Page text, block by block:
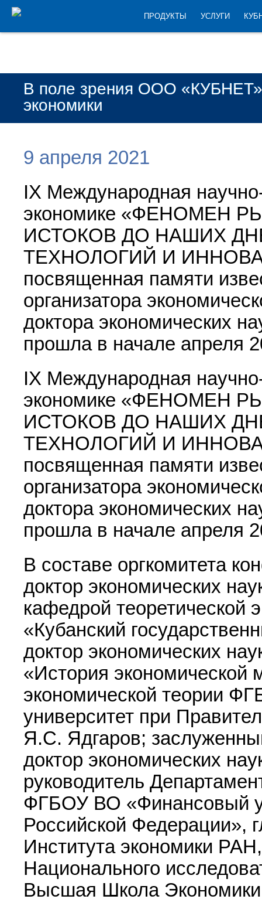
ПРОДУКТЫ УСЛУГИ
В поле зрения ООО
экономики
9 апреля 2021
IX Международная
экономике «ФЕНОМЕН
ИСТОКОВ ДО НАШИХ
ТЕХНОЛОГИЙ И
посвященная памяти
организатора
доктора экономических
прошла в начале апреля
IX Международная
экономике «ФЕНОМЕН
ИСТОКОВ ДО НАШИХ
ТЕХНОЛОГИЙ И
посвященная памяти
организатора
доктора экономических
прошла в начале апреля
В составе оргкомитета
доктор экономических
кафедрой
«Кубанский
доктор экономических
«История экономической
экономической теории
университет при
Я.С. Ядгаров;
доктор экономических
руководитель
ФГБОУ ВО «Финансовый
Российской Федерации»,
Института экономики
Национального
Высшая Школа